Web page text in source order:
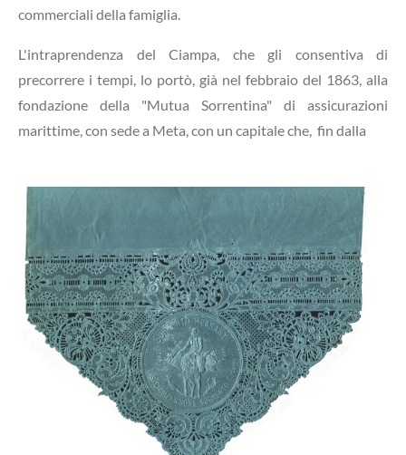
commerciali della famiglia.
L'intraprendenza del Ciampa, che gli consentiva di
precorrere i tempi, lo portò, già nel febbraio del 1863, alla
fondazione della "Mutua Sorrentina" di assicurazioni
marittime, con sede a Meta, con un capitale che, fin dalla